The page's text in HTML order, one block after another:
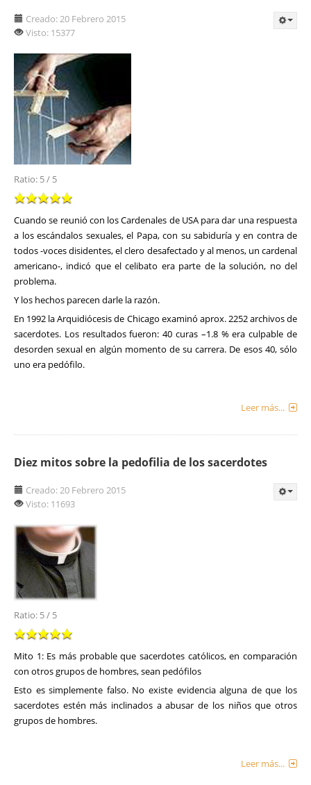
Creado: 20 Febrero 2015
Visto: 15377
Ratio: 5/ 5
Cuando se reunió con los Cardenales de USA para dar una respuesta
a los escándalos sexuales, el Papa, con su sabiduría y en contra de
todos -voces disidentes, el clero desafectado y al menos, un cardenal
americano-, indicó que el celibato era parte de la solución, no del
problema.
Y los hechos parecen darle la razón.
En 1992 la Arquidiócesis de Chicago examinó aprox. 2252 archivos de
sacerdotes. Los resultados fueron: 40 curas –1.8 % era culpable de
desorden sexual en algún momento de su carrera. De esos 40, sólo
uno era pedófilo.
Leer más...
Diez mitos sobre la pedofilia de los sacerdotes
Creado: 20 Febrero 2015
Visto: 11693
Ratio: 5/ 5
Mito 1: Es más probable que sacerdotes católicos, en comparación
con otros grupos de hombres, sean pedófilos
Esto es simplemente falso. No existe evidencia alguna de que los
sacerdotes estén más inclinados a abusar de los niños que otros
grupos de hombres.
Leer más...